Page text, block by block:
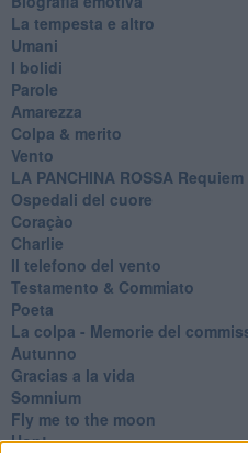
La tempesta e altro
Umani
I bolidi
Parole
Amarezza
Colpa & merito
Vento
​LA PANCHINA ROSSA
Ospedali del cuore
Coraçào
Charlie
Il telefono del vento
Testamento & Commiato
Poeta
​La colpa - Memorie del
Autunno
Gracias a la vida
Somnium
Fly me to the moon
Hop!